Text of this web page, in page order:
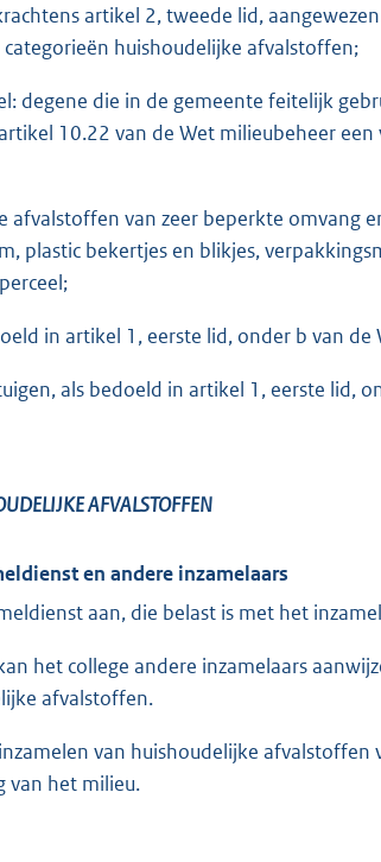
artikel 2, tweede lid,
huishoudelijke afvalstoffen;
degene die in de gemeente feitelijk
10.22 van de Wet milieubeheer
afvalstoffen van zeer beperkte omvang
plastic bekertjes en blikjes,
in artikel 1, eerste lid, onder b van
als bedoeld in artikel 1, eerste lid,
AFVALSTOFFEN
en andere inzamelaars
aan, die belast is met het
het college andere inzamelaars
afvalstoffen.
van huishoudelijke
van het milieu.